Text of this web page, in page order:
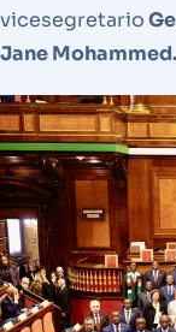
vicesegretario
Jane Mohammed.